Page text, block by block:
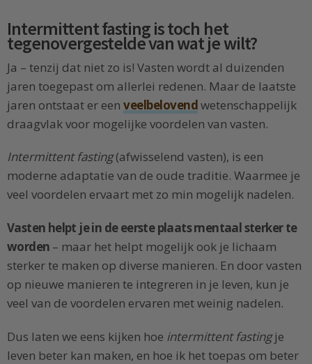
Intermittent fasting is toch het
tegenovergestelde van wat je wilt?
Ja – tenzij dat niet zo is! Vasten wordt al duizenden
jaren toegepast om allerlei redenen. Maar de laatste
jaren ontstaat er een veelbelovendwetenschappelijk
draagvlak voor mogelijke voordelen van vasten.
Intermittent fasting(afwisselend vasten), is een
moderne adaptatie van de oude traditie. Waarmee je
veel voordelen ervaart met zo min mogelijk nadelen.
Vasten helpt je in de eerste plaats mentaal sterker te
worden – maar het helpt mogelijk ook je lichaam
sterker te maken op diverse manieren. En door vasten
op nieuwe manieren te integreren in je leven, kun je
veel van de voordelen ervaren met weinig nadelen.
Dus laten we eens kijken hoe intermittent fastingje
leven beter kan maken, en hoe ik het toepas om beter